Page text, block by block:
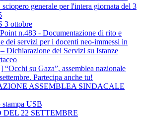
generale per l'intera giornata del 3
3 ottobre
n.483 - Documentazione di rito e
dei servizi per i docenti neo-immessi in
Dichiarazione dei Servizi su Istanze
su Gaza”, assemblea nazionale
Partecipa anche tu!
ASSEMBLEA SINDACALE
USB
DEL 22 SETTEMBRE